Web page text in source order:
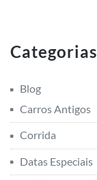
Categorias
Blog
Carros Antigos
Corrida
Datas Especiais